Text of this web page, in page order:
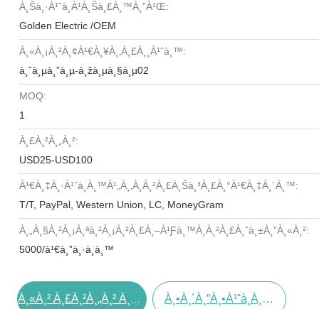
À¸Šà¸·à¹ˆà¸­à¹à¸šà¸£à¸™à¸”à¹Œ:
Golden Electric /OEM
À¸«à¸¡à¸²à¸¢à¹€à¸¥à¸‚à¸£à¸¸à¹ˆà¸™:
à¸ˆà¸µà¸”à¸µ-à¸žà¸µà¸§à¸µ02
MOQ:
1
À¸£à¸²à¸„à¸²:
USD25-USD100
À¹€à¸‡à¸·à¹ˆà¸­à¸™à¹„à¸‚à¸à¸²à¸£à¸Šà¸³à¸£à¸°à¹€à¸‡à¸´à¸™:
T/T, PayPal, Western Union, LC, MoneyGram
À¸„à¸§à¸²à¸¡à¸ªà¸²à¸¡à¸²à¸£à¸–À¹ƒà¸™à¸à¸²à¸£à¸ˆà¸±à¸”à¸«à¸²:
5000/à¹€à¸”à¸·à¸­à¸™
À¸«à¸² À¸£à¸²à¸„à¸² À¸—À¸µà¹ˆ À¸”à¸µ À¸—À¸µà¹ˆà¸ªà¸¸à¸” À¸•à¸´à¸”à¸•à¹ˆà¸­à¸•à¸­à¸™à¸™à¸µà¹‰